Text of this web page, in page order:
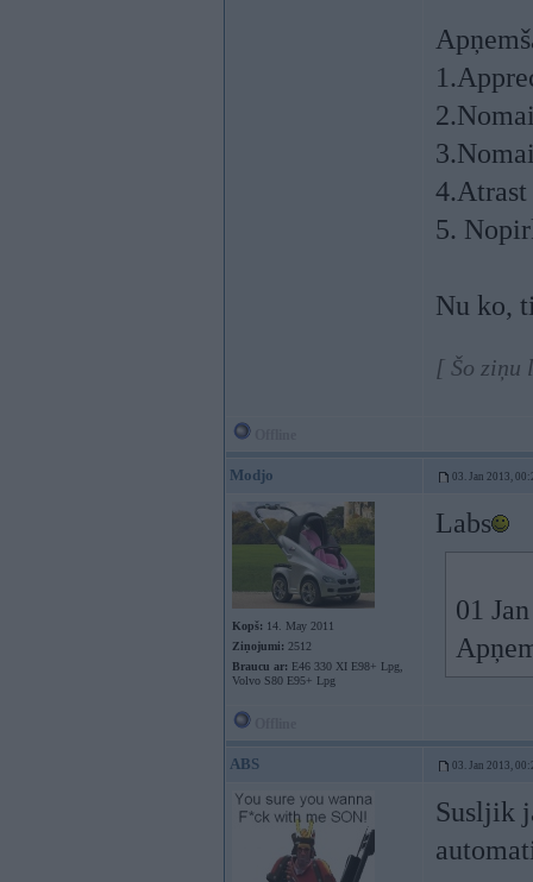
5.
Nu ko,
[ Šo ziņu
Modjo 03. Jan 2013,
Kopš: 14. May 2011
Ziņojumi: 2512
Braucu ar: E46 330 XI E98+ Lpg,
Volvo S80 E95+ Lpg
Labs
01
ABS 03. Jan 2013,
Susljik